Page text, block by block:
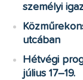
személyi
utcában
Hétvégi
július 17–19.